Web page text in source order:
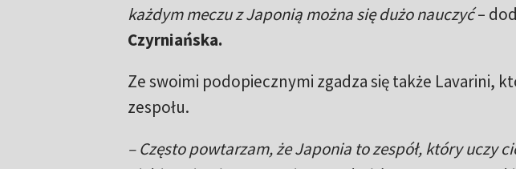
każdym meczu z Japonią można się dużo nauczyć–
Czyrniańska.
Ze swoimi podopiecznymi zgadza się także Lavarini,
zespołu.
– Często powtarzam, że Japonia to zespół, który uczy